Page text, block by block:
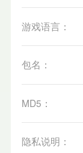
游戏语言：
包名：
MD5：
隐私说明：